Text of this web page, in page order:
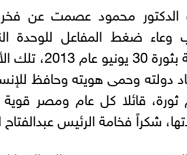
محمود عصمت عن فخره
وعاء ضغط المفاعل للوحدة
الدولة
دولته وحمى هويته وحافظ
قائلا كل عام ومصر قوية
شكراً فخامة الرئيس